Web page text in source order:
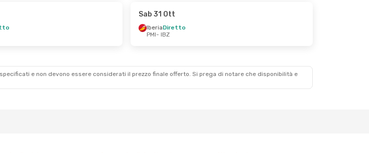
Sab 31 Ott
IberiaDiretto
PMI- IBZ
e non devono essere considerati il ​​prezzo finale offerto. Si prega di notare che disponibilità e